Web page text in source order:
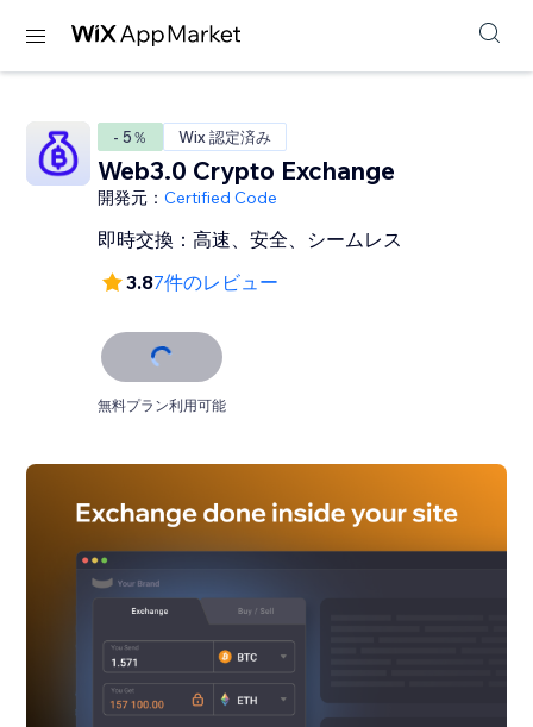
- 5％ Wix 認定済み
Web3.0 Crypto Exchange
開発元：Certified Code
即時交換：高速、安全、シームレス
3.87件のレビュー
無料プラン利用可能